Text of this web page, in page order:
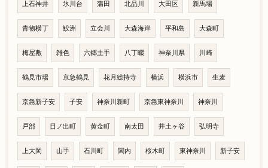
上石神井 氷川台 蒲田 北品川 大田区 新馬場
青物横丁 鮫洲 立会川 大森海岸 平和島 大森町
梅屋敷 雑色 六郷土手 八丁畷 神奈川県 川崎
鶴見市場 京急鶴見 花月総持寺 横浜 横浜市 生麦
京急新子安 子安 神奈川新町 京急東神奈川 神奈川
戸部 日ノ出町 黄金町 南太田 井土ヶ谷 弘明寺
上大岡 山手 石川町 関内 桜木町 東神奈川 新子安